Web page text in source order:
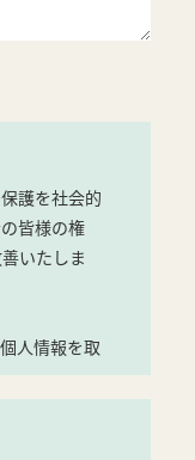
護を社会的
皆様の権
いたしま
人情報を取